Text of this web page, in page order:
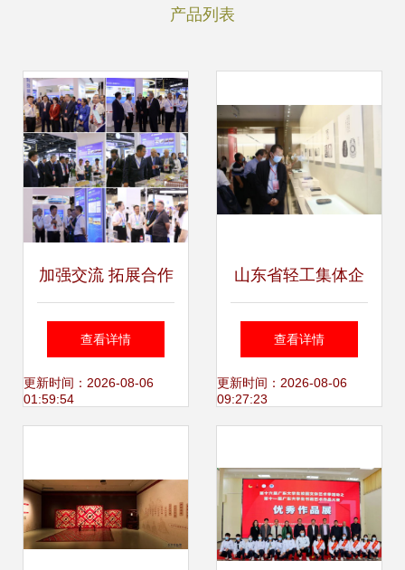
产品列表
加强交流 拓展合作
——广西局承办总
局特邀参加中国—
并圆满完成展览展
示
查看详情
更新时间：2026-08-06
01:59:54
山东省轻工集体企
业联社 深耕承办展
览展示 赋能轻工产
查看详情
更新时间：2026-08-06
09:27:23